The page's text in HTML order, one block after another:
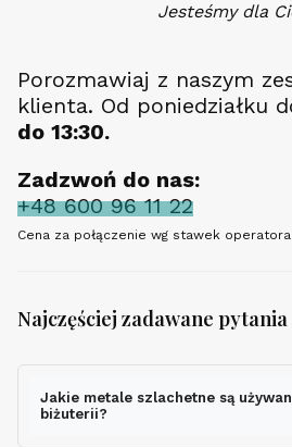
Jesteśmy dla
Porozmawiaj z naszym
klienta. Od poniedziałku
do 13:30.
Zadzwoń do nas:
+48 600 96 11 22
Cena za połączenie wg stawek operatora.
Najczęściej zadawane pytania
Jakie metale szlachetne są
biżuterii?